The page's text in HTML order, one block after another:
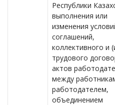
Республики
выполнения или
изменения
соглашений,
коллективного и
трудового
актов
между
работодателем,
объединением